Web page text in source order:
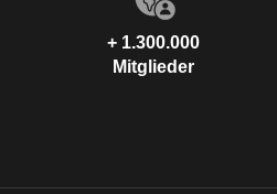
+ 1.300.000
Mitglieder